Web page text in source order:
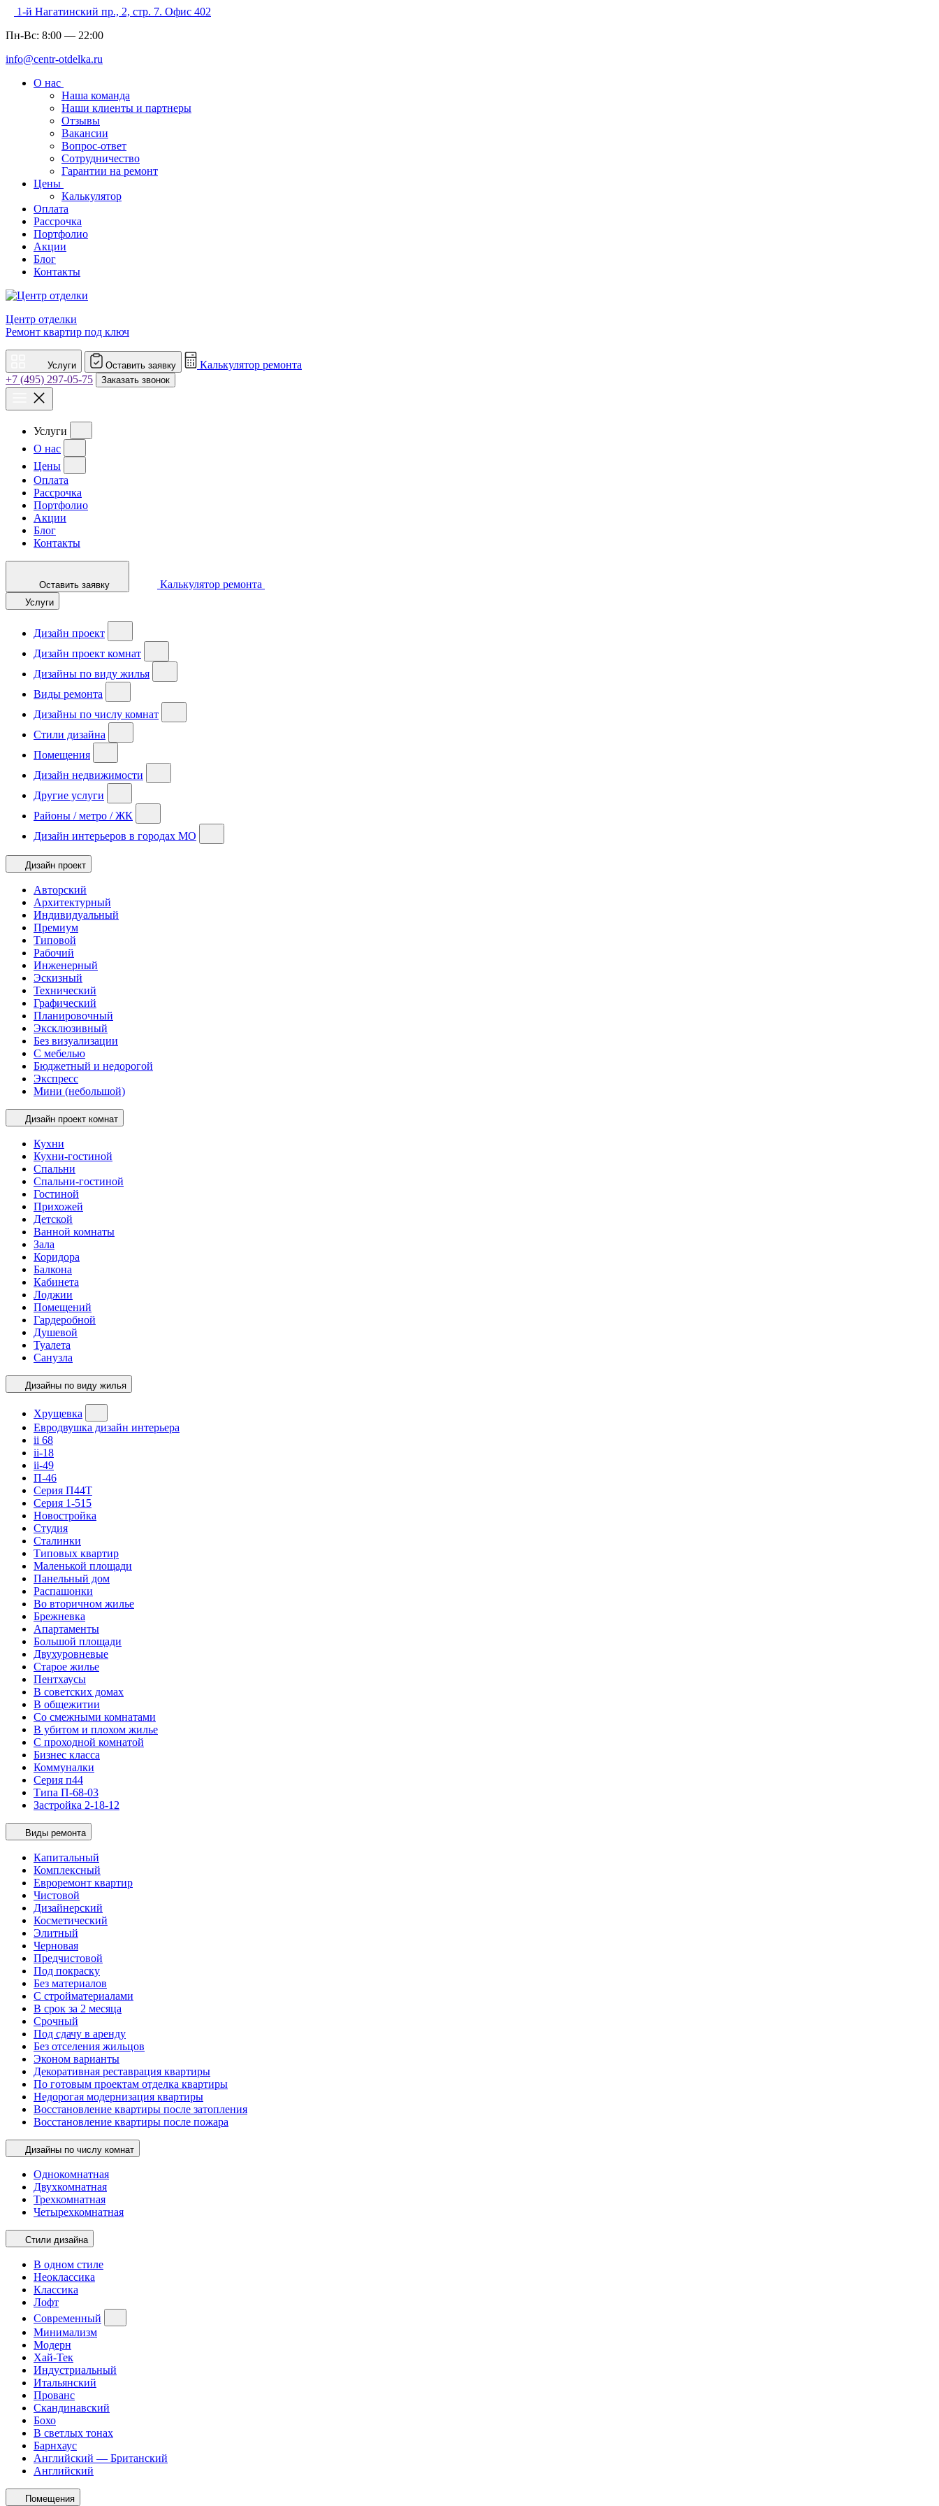
1-й Нагатинский пр., 2, стр. 7. Офис 402
Пн-Вс: 8:00 — 22:00
info@centr-otdelka.ru
О нас
Наша команда
Наши клиенты и партнеры
Отзывы
Вакансии
Вопрос-ответ
Сотрудничество
Гарантии на ремонт
Цены
Калькулятор
Оплата
Рассрочка
Портфолио
Акции
Блог
Контакты
Центр отделки
Ремонт квартир под ключ
Услуги Оставить заявку
Калькулятор ремонта
+7 (495) 297-05-75
Заказать звонок
Услуги
О нас
Цены
Оплата
Рассрочка
Портфолио
Акции
Блог
Контакты
Оставить заявку Калькулятор ремонта
Услуги
Дизайн проект
Дизайн проект комнат
Дизайны по виду жилья
Виды ремонта
Дизайны по числу комнат
Стили дизайна
Помещения
Дизайн недвижимости
Другие услуги
Районы / метро / ЖК
Дизайн интерьеров в городах МО
Дизайн проект
Авторский
Архитектурный
Индивидуальный
Премиум
Типовой
Рабочий
Инженерный
Эскизный
Технический
Графический
Планировочный
Эксклюзивный
Без визуализации
С мебелью
Бюджетный и недорогой
Экспресс
Мини (небольшой)
Дизайн проект комнат
Кухни
Кухни-гостиной
Спальни
Спальни-гостиной
Гостиной
Прихожей
Детской
Ванной комнаты
Зала
Коридора
Балкона
Кабинета
Лоджии
Помещений
Гардеробной
Душевой
Туалета
Санузла
Дизайны по виду жилья
Хрущевка
Евродвушка дизайн интерьера
ii 68
ii-18
ii-49
П-46
Серия П44Т
Серия 1-515
Новостройка
Студия
Сталинки
Типовых квартир
Маленькой площади
Панельный дом
Распашонки
Во вторичном жилье
Брежневка
Апартаменты
Большой площади
Двухуровневые
Старое жилье
Пентхаусы
В советских домах
В общежитии
Со смежными комнатами
В убитом и плохом жилье
С проходной комнатой
Бизнес класса
Коммуналки
Серия п44
Типа П-68-03
Застройка 2-18-12
Виды ремонта
Капитальный
Комплексный
Евроремонт квартир
Чистовой
Дизайнерский
Косметический
Элитный
Черновая
Предчистовой
Под покраску
Без материалов
С стройматериалами
В срок за 2 месяца
Срочный
Под сдачу в аренду
Без отселения жильцов
Эконом варианты
Декоративная реставрация квартиры
По готовым проектам отделка квартиры
Недорогая модернизация квартиры
Восстановление квартиры после затопления
Восстановление квартиры после пожара
Дизайны по числу комнат
Однокомнатная
Двухкомнатная
Трехкомнатная
Четырехкомнатная
Стили дизайна
В одном стиле
Неоклассика
Классика
Лофт
Современный
Минимализм
Модерн
Хай-Тек
Индустриальный
Итальянский
Прованс
Скандинавский
Бохо
В светлых тонах
Барнхаус
Английский — Британский
Английский
Помещения